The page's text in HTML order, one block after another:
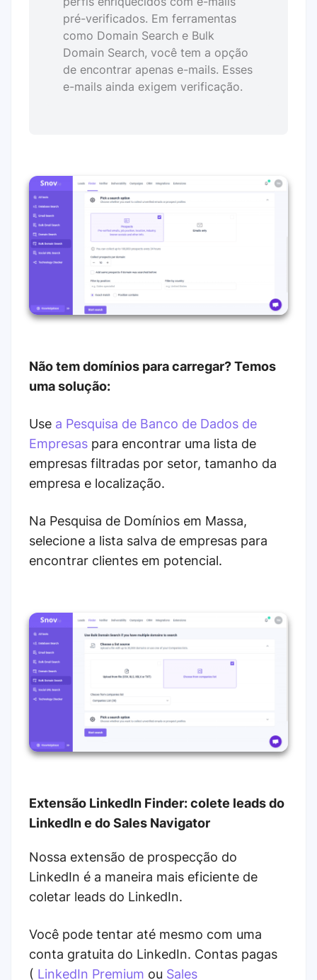
pré-verificados. Em ferramentas
como Domain Search e Bulk
Domain Search, você tem a opção
de encontrar apenas e-mails. Esses
e-mails ainda exigem verificação.
Não tem domínios para carregar? Temos
uma solução:
Use a Pesquisa de Banco de Dados de
Empresas para encontrar uma lista de
empresas filtradas por setor, tamanho da
empresa e localização.
Na Pesquisa de Domínios em Massa,
selecione a lista salva de empresas para
encontrar clientes em potencial.
Extensão LinkedIn Finder: colete leads do
LinkedIn e do Sales Navigator
Nossa extensão de prospecção do
LinkedIn é a maneira mais eficiente de
coletar leads do LinkedIn.
Você pode tentar até mesmo com uma
conta gratuita do LinkedIn. Contas pagas
( LinkedIn Premium ou Sales